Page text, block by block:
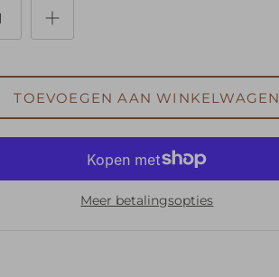
TOEVOEGEN AAN WINKELWAGEN
Meer betalingsopties